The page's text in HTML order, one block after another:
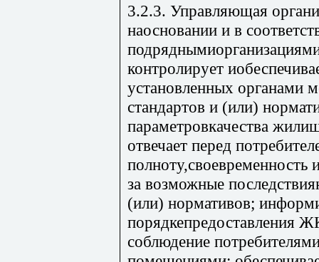
3.2.3. Управляющая
наосновании и в
контролирует
установленных органами
стандартов и (или)
параметровкачества
отвечает перед
полноту,своевременность
за возможные
(или) нормативов;
порядкепредоставления
соблюдение